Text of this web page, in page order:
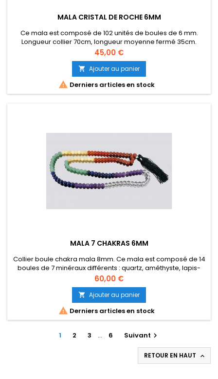
MALA CRISTAL DE ROCHE 6MM
Ce mala est composé de 102 unités de boules de 6 mm.
Longueur collier 70cm, longueur moyenne fermé 35cm.
Prix
45,00 €
 Ajouter au panier
 Derniers articles en stock
MALA 7 CHAKRAS 6MM
Collier boule chakra mala 8mm. Ce mala est composé de 14
boules de 7 minéraux différents : quartz, améthyste, lapis-
lazuli, quartz vert, calcite jaune, agate cornaline et jaspe
rouge, tous de la plus haute qualité. Le collier mala est
composé de 108 unités de boules de 6 mm et d'une seule
unité de boules de 8 mm. Longueur collier 88cm, longueur
moyenne...
Prix
60,00 €
 Ajouter au panier
 Derniers articles en stock
1 2 3 … 6 Suivant 
RETOUR EN HAUT 